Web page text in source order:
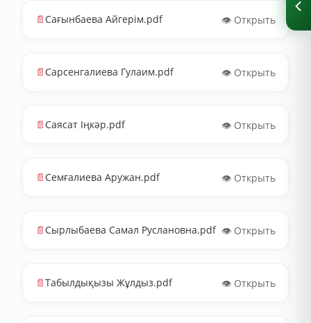
📄 Сағынбаева Айгерім.pdf 👁️ Открыть
📄 Сарсенгалиева Гулаим.pdf 👁️ Открыть
📄 Саясат Іңкәр.pdf 👁️ Открыть
📄 Семғалиева Аружан.pdf 👁️ Открыть
📄 Сырлыбаева Самал Руслановна.pdf 👁️ Открыть
📄Табылдықызы Жұлдыз.pdf 👁️ Открыть